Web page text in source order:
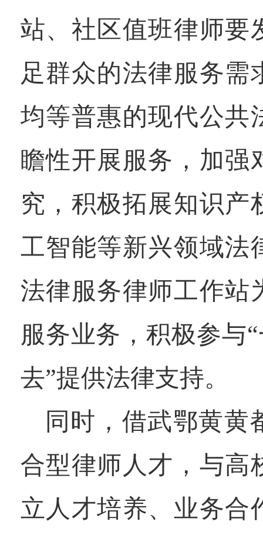
站、社区值班律师要
足群众的法律服务需
均等普惠的现代公共
瞻性开展服务，加强
究，积极拓展知识产
工智能等新兴领域法
法律服务律师工作站
服务业务，积极参与
去”提供法律支持。
同时，借武鄂黄黄
合型律师人才，与高
立人才培养、业务合